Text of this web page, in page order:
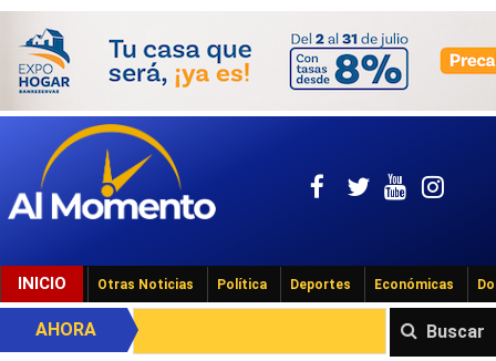
INICIO Otras Noticias Política Deportes Económicas
Buscar
AHORA